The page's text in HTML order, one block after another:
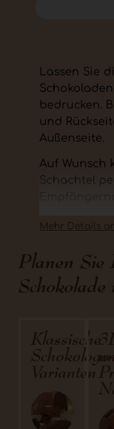
Lassen Sie
bedrucken.
und
Außenseite.
Auf Wunsch
Schachtel
Innenseite
wenn
man im
Detailseite
kann.
Mehr Details
Planen Sie
Klassische
Schokologo-
Varianten